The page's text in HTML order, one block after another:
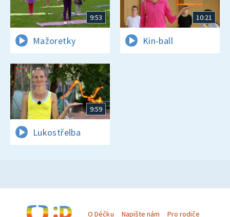
9:53
Mažoretky
10:21
Kin-ball
9:59
Lukostřelba
O Déčku Napište nám Pro rodiče